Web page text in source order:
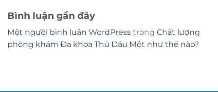
Bình luận gần đây
Một người bình luận WordPress trong Chất lượng
phòng khám Đa khoa Thủ Dầu Một như thế nào?